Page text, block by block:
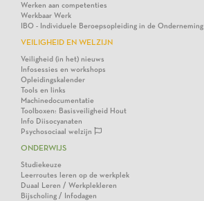
Werken aan competenties
Werkbaar Werk
IBO - Individuele Beroepsopleiding in de Onderneming
VEILIGHEID EN WELZIJN
Veiligheid (in het) nieuws
Infosessies en workshops
Opleidingskalender
Tools en links
Machinedocumentatie
Toolboxen: Basisveiligheid Hout
Info Diisocyanaten
Psychosociaal welzijn
ONDERWIJS
Studiekeuze
Leerroutes leren op de werkplek
Duaal Leren / Werkplekleren
Bijscholing / Infodagen